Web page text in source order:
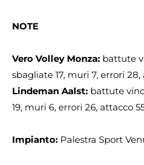
NOTE
Vero Volley Monza: battute
sbagliate 17, muri 7, errori 28,
Lindeman Aalst: battute
19, muri 6, errori 26, attacco
Impianto: Palestra Sport